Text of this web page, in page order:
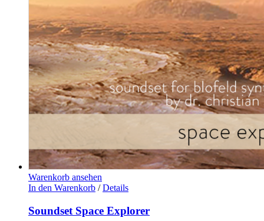
Warenkorb ansehen
In den Warenkorb / Details
Soundset Space Explorer